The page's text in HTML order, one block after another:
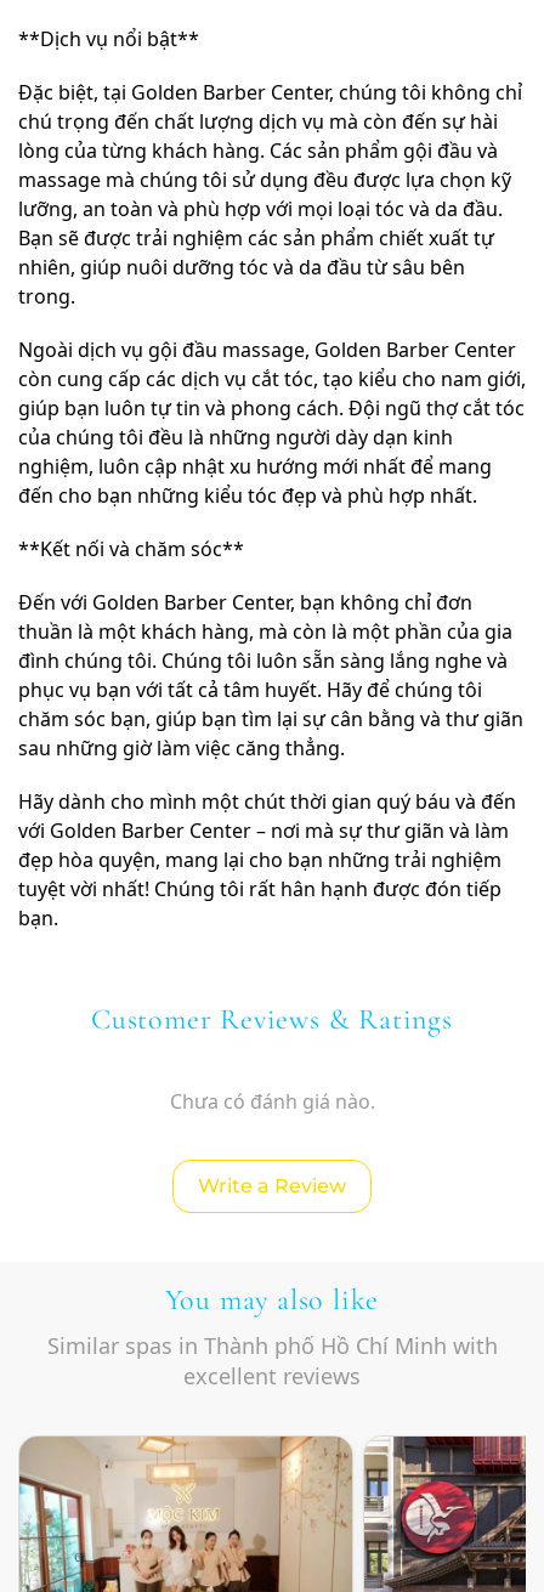
**Dịch vụ nổi bật**
Đặc biệt, tại Golden Barber Center, chúng tôi không chỉ
chú trọng đến chất lượng dịch vụ mà còn đến sự hài
lòng của từng khách hàng. Các sản phẩm gội đầu và
massage mà chúng tôi sử dụng đều được lựa chọn kỹ
lưỡng, an toàn và phù hợp với mọi loại tóc và da đầu.
Bạn sẽ được trải nghiệm các sản phẩm chiết xuất tự
nhiên, giúp nuôi dưỡng tóc và da đầu từ sâu bên
trong.
Ngoài dịch vụ gội đầu massage, Golden Barber Center
còn cung cấp các dịch vụ cắt tóc, tạo kiểu cho nam giới,
giúp bạn luôn tự tin và phong cách. Đội ngũ thợ cắt tóc
của chúng tôi đều là những người dày dạn kinh
nghiệm, luôn cập nhật xu hướng mới nhất để mang
đến cho bạn những kiểu tóc đẹp và phù hợp nhất.
**Kết nối và chăm sóc**
Đến với Golden Barber Center, bạn không chỉ đơn
thuần là một khách hàng, mà còn là một phần của gia
đình chúng tôi. Chúng tôi luôn sẵn sàng lắng nghe và
phục vụ bạn với tất cả tâm huyết. Hãy để chúng tôi
chăm sóc bạn, giúp bạn tìm lại sự cân bằng và thư giãn
sau những giờ làm việc căng thẳng.
Hãy dành cho mình một chút thời gian quý báu và đến
với Golden Barber Center – nơi mà sự thư giãn và làm
đẹp hòa quyện, mang lại cho bạn những trải nghiệm
tuyệt vời nhất! Chúng tôi rất hân hạnh được đón tiếp
bạn.
Customer Reviews & Ratings
Chưa có đánh giá nào.
Write a Review
You may also like
Similar spas in Thành phố Hồ Chí Minh with
excellent reviews